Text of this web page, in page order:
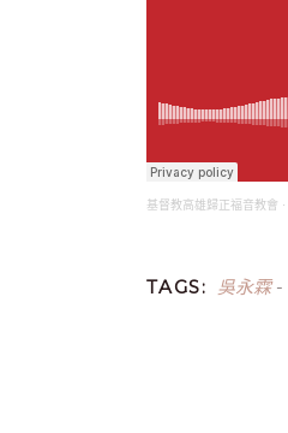
基督教高雄歸正福音教會 ·
TAGS: 吳永霖-